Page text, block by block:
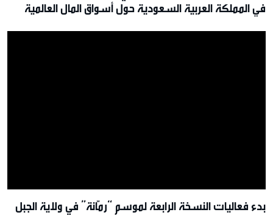
في المملكة العربية السعودية حول أسواق المال العالمية
بدء فعاليات النسخة الرابعة لموسم “رمّانة” في ولاية الجبل